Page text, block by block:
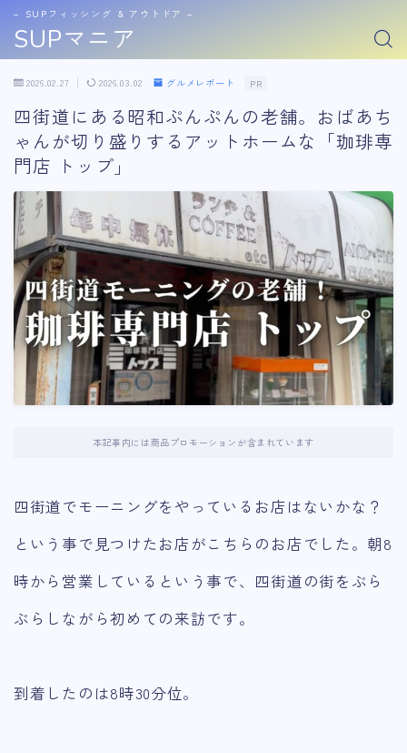
SUPマニア
− SUPフィッシング & アウトドア −
2026.02.27 2026.03.02 グルメレポート PR
四街道にある昭和ぷんぷんの老舗。おばあち
ゃんが切り盛りするアットホームな「珈琲専
門店 トップ」
本記事内には商品プロモーションが含まれています
四街道でモーニングをやっているお店はないかな？
という事で見つけたお店がこちらのお店でした。朝8
時から営業しているという事で、四街道の街をぶら
ぶらしながら初めての来訪です。
到着したのは8時30分位。